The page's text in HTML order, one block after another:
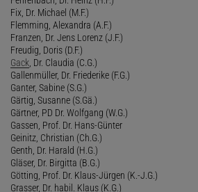
Fix, Dr. Michael (M.F.)
Flemming, Alexandra (A.F.)
Franzen, Dr. Jens Lorenz (J.F.)
Freudig, Doris (D.F.)
Gack , Dr. Claudia (C.G.)
Gallenmüller, Dr. Friederike (F.G.)
Ganter, Sabine (S.G.)
Gärtig, Susanne (S.Gä.)
Gärtner, PD Dr. Wolfgang (W.G.)
Gassen, Prof. Dr. Hans-Günter
Geinitz, Christian (Ch.G.)
Genth, Dr. Harald (H.G.)
Gläser, Dr. Birgitta (B.G.)
Götting, Prof. Dr. Klaus-Jürgen (K.-J.G.)
Grasser, Dr. habil. Klaus (K.G.)